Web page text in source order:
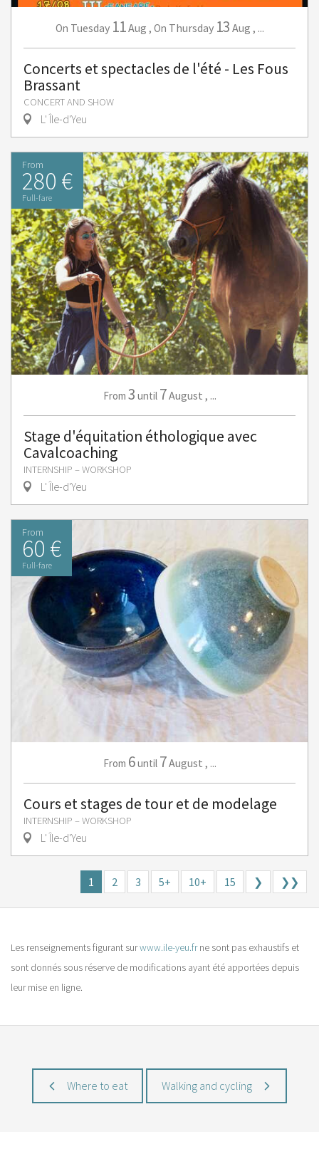
On Tuesday 11Aug , On Thursday 13 Aug , ...
Concerts et spectacles de l'été - Les Fous
Brassant
CONCERT AND SHOW
L' Île-d'Yeu
From
280 €
Full-fare
From 3 until 7August , ...
Stage d'équitation éthologique avec
Cavalcoaching
INTERNSHIP – WORKSHOP
L' Île-d'Yeu
From
60 €
Full-fare
From 6until 7August , ...
Cours et stages de tour et de modelage
INTERNSHIP – WORKSHOP
L' Île-d'Yeu
1 2 3 5+ 10+ 15 ❯ ❯❯
Les renseignements figurant surwww.ile-yeu.frne sont pas exhaustifs et
sont donnés sous réserve de modifications ayant été apportées depuis
leur mise en ligne.
Where to eat Walking and cycling